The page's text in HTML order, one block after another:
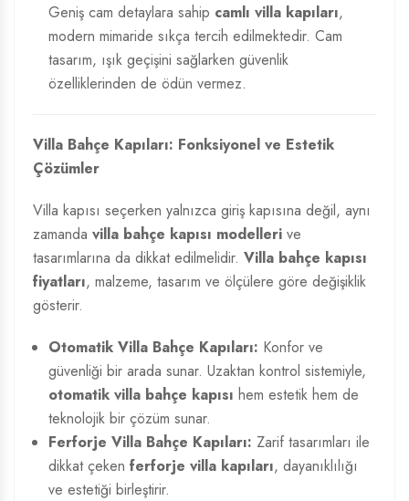
Geniş cam detaylara sahip camlı villa kapıları,
modern mimaride sıkça tercih edilmektedir. Cam
tasarım, ışık geçişini sağlarken güvenlik
özelliklerinden de ödün vermez.
Villa Bahçe Kapıları: Fonksiyonel ve Estetik
Çözümler
Villa kapısı seçerken yalnızca giriş kapısına değil, aynı
zamanda villa bahçe kapısı modelleri ve
tasarımlarına da dikkat edilmelidir. Villa bahçe kapısı
fiyatları, malzeme, tasarım ve ölçülere göre değişiklik
gösterir.
Otomatik Villa Bahçe Kapıları: Konfor ve
güvenliği bir arada sunar. Uzaktan kontrol sistemiyle,
otomatik villa bahçe kapısı hem estetik hem de
teknolojik bir çözüm sunar.
Ferforje Villa Bahçe Kapıları: Zarif tasarımları ile
dikkat çeken ferforje villa kapıları, dayanıklılığı
ve estetiği birleştirir.